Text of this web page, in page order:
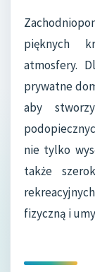
pięknych
atmosfery.
prywatne
aby
nie tylko
także
fizyczną i